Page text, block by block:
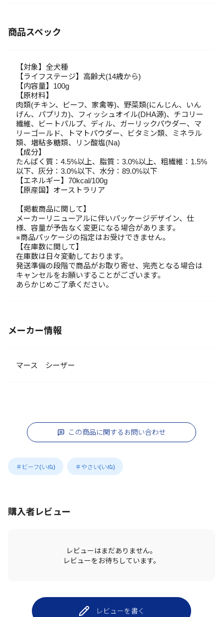
商品スペック
【対象】全犬種
【ライフステージ】高齢犬(14歳から)
【内容量】100g
【原材料】
肉類(チキン、ビーフ、家禽等)、野菜類(にんじん、いん
げん、パプリカ)、フィッシュオイル(DHA源)、チコリー
繊維、ビートパルプ、ディル、ガーリックパウダー、マ
リーゴールド、トマトパウダー、ビタミン類、ミネラル
類、増粘多糖類、リン酸塩(Na)
【成分】
たんぱく質：4.5%以上、脂質：3.0%以上、粗繊維：1.5%
以下、灰分：3.0%以下、水分：89.0%以下
【エネルギー】70kcal/100g
【原産国】オーストラリア
【掲載商品に関して】
メーカーリニューアルに伴いパッケージデザイン、仕
様、容量が予告なく変更になる場合があります。
※商品パッケージの指定はお受けできません。
【在庫数に関して】
在庫数は日々変動しております。
発送準備の段階で商品がお取り寄せ、完売となる場合は
キャンセルをお願いすることがございます。
あらかじめご了承ください。
メーカー情報
マース シーザー
この商品に関するお問い合わせ
＃ビーフ(いぬ) ＃やさい(いぬ)
購入者レビュー
レビューはまだありません。
レビューをお待ちしています。
レビューを書く